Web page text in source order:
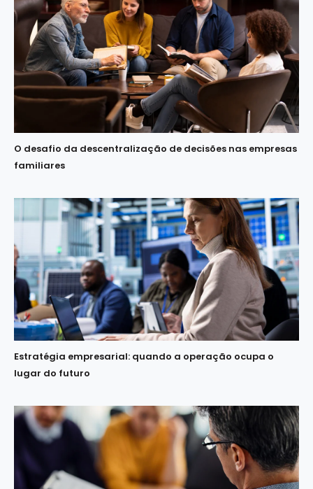
O desafio da descentralização de decisões nas empresas
familiares
Estratégia empresarial: quando a operação ocupa o
lugar do futuro